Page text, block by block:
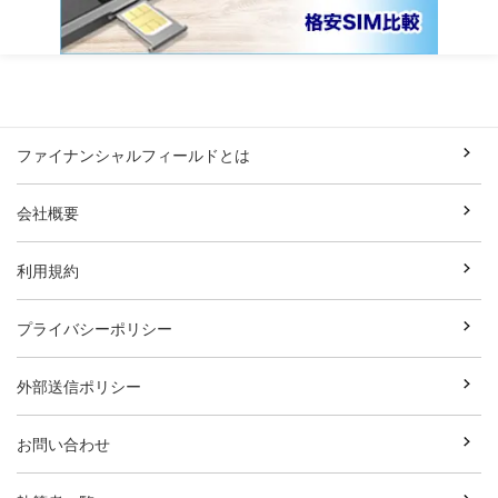
ファイナンシャルフィールドとは
会社概要
利用規約
プライバシーポリシー
外部送信ポリシー
お問い合わせ